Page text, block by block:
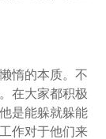
惰的本质。不
在大家都积极
是能躲就躲能
作对于他们来